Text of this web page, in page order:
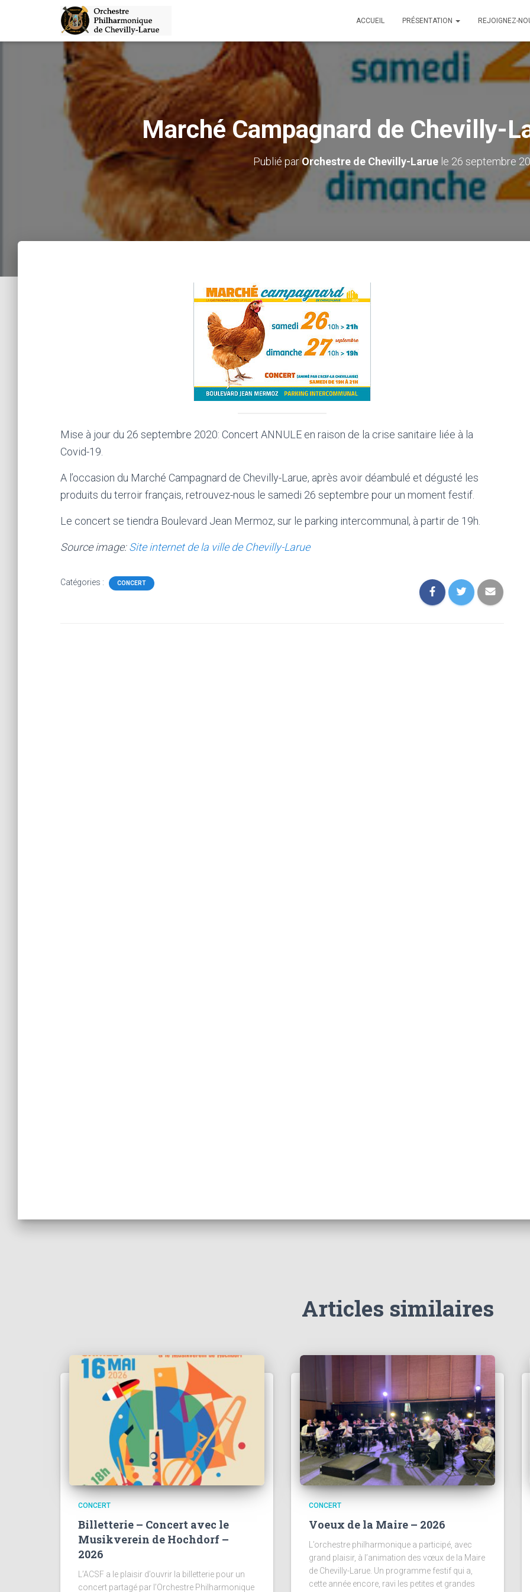
ACCUEIL PRÉSENTATION REJOIGNEZ-
Marché Campagnard de Chevilly-
Publié parOrchestre de Chevilly-Laruele 26 septembre
Mise à jour du 26 septembre 2020: Concert ANNULE en raison de la crise sanitaire liée à la
Covid-19.
A l’occasion du Marché Campagnard de Chevilly-Larue, après avoir déambulé et dégusté les
produits du terroir français, retrouvez-nous le samedi 26 septembre pour un moment festif.
Le concert se tiendra Boulevard Jean Mermoz, sur le parking intercommunal, à partir de 19h.
Source image:Site internet de la ville de Chevilly-Larue
Catégories : CONCERT
Articles similaires
CONCERT
Billetterie – Concert avec le
Musikverein de Hochdorf –
2026
L’ACSF a le plaisir d’ouvrir la billetterie pour un
concert partagé par l’Orchestre Philharmonique
CONCERT
Voeux de la Maire – 2026
L’orchestre philharmonique a participé, avec
grand plaisir, à l’animation des vœux de la Maire
de Chevilly-Larue. Un programme festif qui a,
cette année encore, ravi les petites et grandes